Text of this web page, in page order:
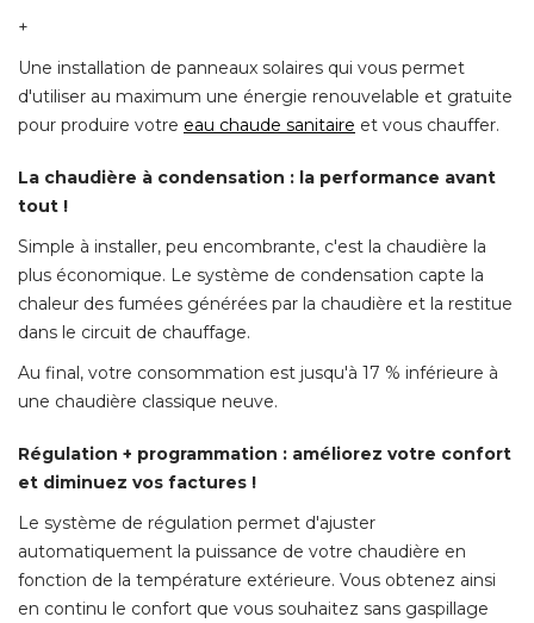
+
Une installation de panneaux solaires qui vous permet
d'utiliser au maximum une énergie renouvelable et gratuite
pour produire votre eau chaude sanitaire et vous chauffer.
La chaudière à condensation : la performance avant
tout !
Simple à installer, peu encombrante, c'est la chaudière la
plus économique. Le système de condensation capte la
chaleur des fumées générées par la chaudière et la restitue
dans le circuit de chauffage.
Au final, votre consommation est jusqu'à 17 % inférieure à
une chaudière classique neuve.
Régulation + programmation : améliorez votre confort
et diminuez vos factures !
Le système de régulation permet d'ajuster
automatiquement la puissance de votre chaudière en
fonction de la température extérieure. Vous obtenez ainsi
en continu le confort que vous souhaitez sans gaspillage